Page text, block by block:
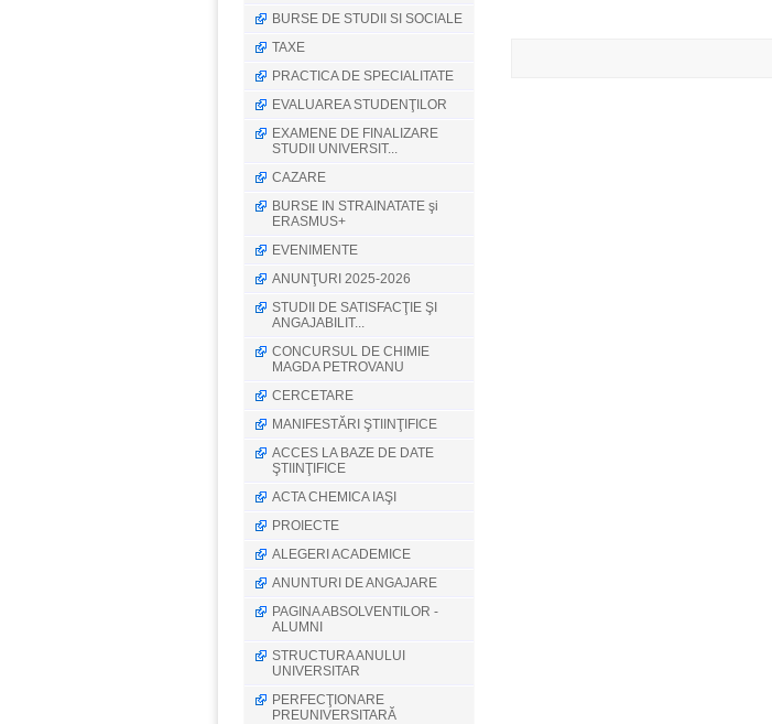
BURSE DE STUDII SI SOCIALE
TAXE
PRACTICA DE SPECIALITATE
EVALUAREA STUDENŢILOR
EXAMENE DE FINALIZARE
STUDII UNIVERSIT...
CAZARE
BURSE IN STRAINATATE şi
ERASMUS+
EVENIMENTE
ANUNŢURI 2025-2026
STUDII DE SATISFACŢIE ŞI
ANGAJABILIT...
CONCURSUL DE CHIMIE
MAGDA PETROVANU
CERCETARE
MANIFESTĂRI ŞTIINŢIFICE
ACCES LA BAZE DE DATE
ŞTIINŢIFICE
ACTA CHEMICA IAŞI
PROIECTE
ALEGERI ACADEMICE
ANUNTURI DE ANGAJARE
PAGINA ABSOLVENTILOR -
ALUMNI
STRUCTURA ANULUI
UNIVERSITAR
PERFECŢIONARE
PREUNIVERSITARĂ